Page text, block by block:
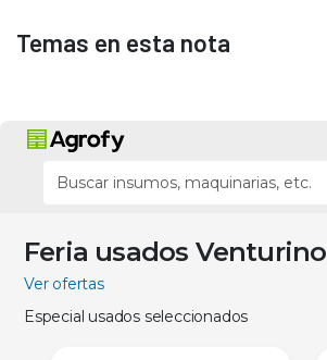
Temas en esta nota
Feria usados Venturino
Ver ofertas
Especial usados seleccionados